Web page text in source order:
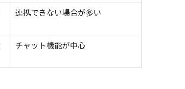
連携できない場合が多い
チャット機能が中心